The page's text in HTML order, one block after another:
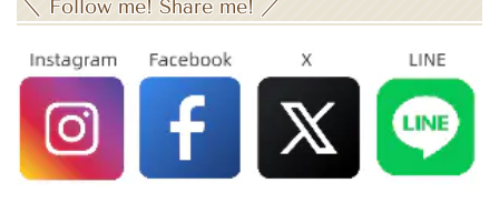
＼ Follow me! Share me! ／